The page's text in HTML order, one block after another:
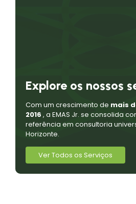
Explore os nossos
Com um crescimento de mais
2016 , a EMAS Jr. se consolida
referência em consultoria
Horizonte.
Ver Todos os Serviços